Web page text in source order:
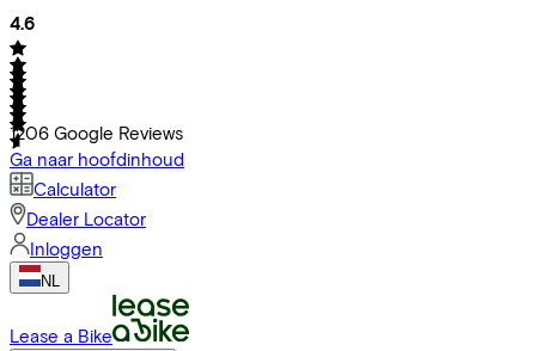
4.6
1206 Google Reviews
Ga naar hoofdinhoud
Calculator
Dealer Locator
Inloggen
NL
Lease a Bike